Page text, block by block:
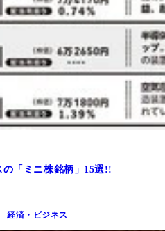
「ミニ株銘柄」15選!!
経済・ビジネス